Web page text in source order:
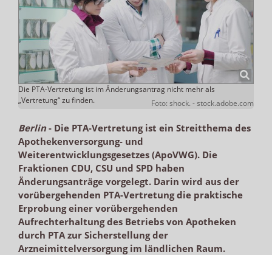
Die PTA-Vertretung ist im Änderungsantrag nicht mehr als
„Vertretung“ zu finden.
Foto: shock. - stock.adobe.com
Berlin- Die PTA-Vertretung ist ein Streitthema des
Apothekenversorgung- und
Weiterentwicklungsgesetzes (ApoVWG). Die
Fraktionen CDU, CSU und SPD haben
Änderungsanträge vorgelegt. Darin wird aus der
vorübergehenden PTA-Vertretung die praktische
Erprobung einer vorübergehenden
Aufrechterhaltung des Betriebs von Apotheken
durch PTA zur Sicherstellung der
Arzneimittelversorgung im ländlichen Raum.